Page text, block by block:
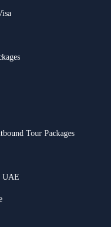
تطلق بطاقة إيميريتس
إلى لندن مباشرة مع
Tour Packages
UAE